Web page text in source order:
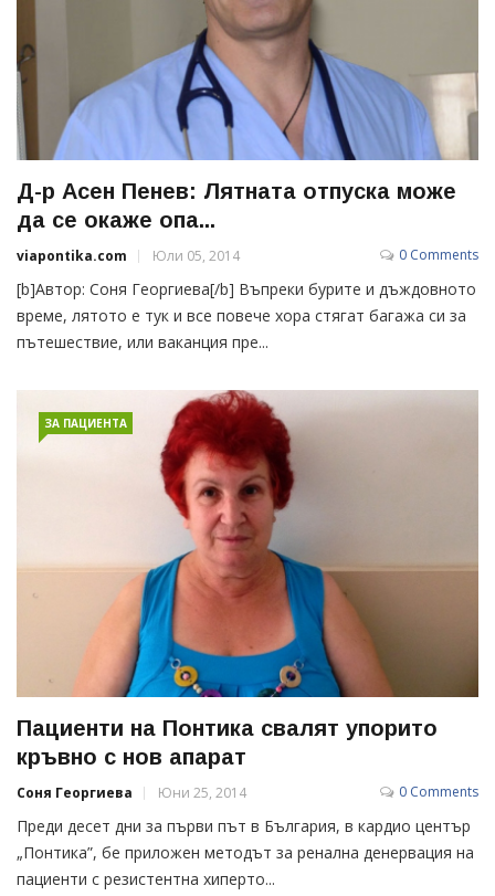
Д-р Асен Пенев: Лятната отпуска може
да се окаже опа...
viapontika.com Юли 05, 2014 0 Comments
[b]Автор: Соня Георгиева[/b] Въпреки бурите и дъждовното
време, лятото е тук и все повече хора стягат багажа си за
пътешествие, или ваканция пре...
ЗА ПАЦИЕНТА
Пациенти на Понтика свалят упорито
кръвно с нов апарат
Соня Георгиева Юни 25, 2014 0 Comments
Преди десет дни за първи път в България, в кардио център
„Понтика”, бе приложен методът за ренална денервация на
пациенти с резистентна хиперто...